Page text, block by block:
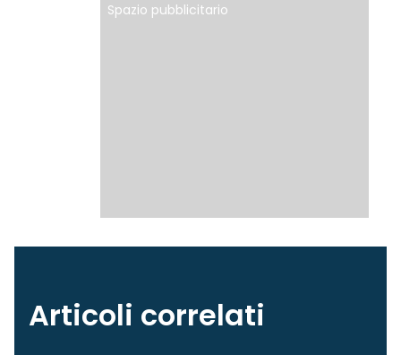
Spazio pubblicitario
Articoli correlati